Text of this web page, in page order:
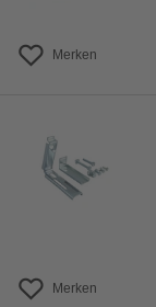
Merken
Merken